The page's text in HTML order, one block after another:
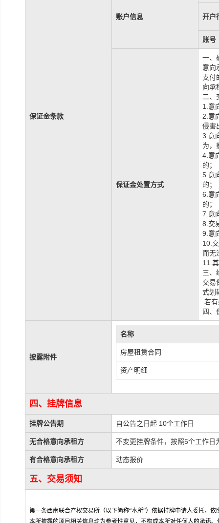
保证金条款
账户信息 开户
账号
保证金处置方式
一、
意向
支付
向承
二、
1.意
2.意
侵害
3.意
为，
4.意
的；
5.意
的；
6.意
的；
7.意
8.交
9.意
10.
而无
11.
三、
交易
式划
若
四、
披露附件
名称
房屋租赁合同
资产明细
四、挂牌信息
挂牌公告期 自公告之日起 10个工作日
无合格意向承租方 不变更挂牌条件，按照5个工作
有合格意向承租方 动态报价
五、交易须知
第一条西南联合产权交易所（以下简称“本所”）依据挂牌申请人委托，
本所披露的项目相关信息均为参考性意见，不构成本所对任何人的承诺